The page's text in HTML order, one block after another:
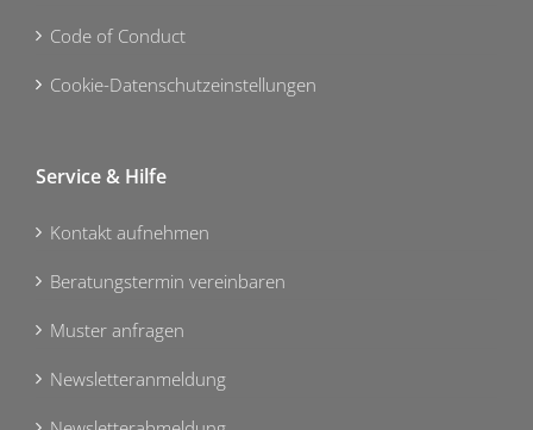
Code of Conduct
Cookie-Datenschutzeinstellungen
Service & Hilfe
Kontakt aufnehmen
Beratungstermin vereinbaren
Muster anfragen
Newsletteranmeldung